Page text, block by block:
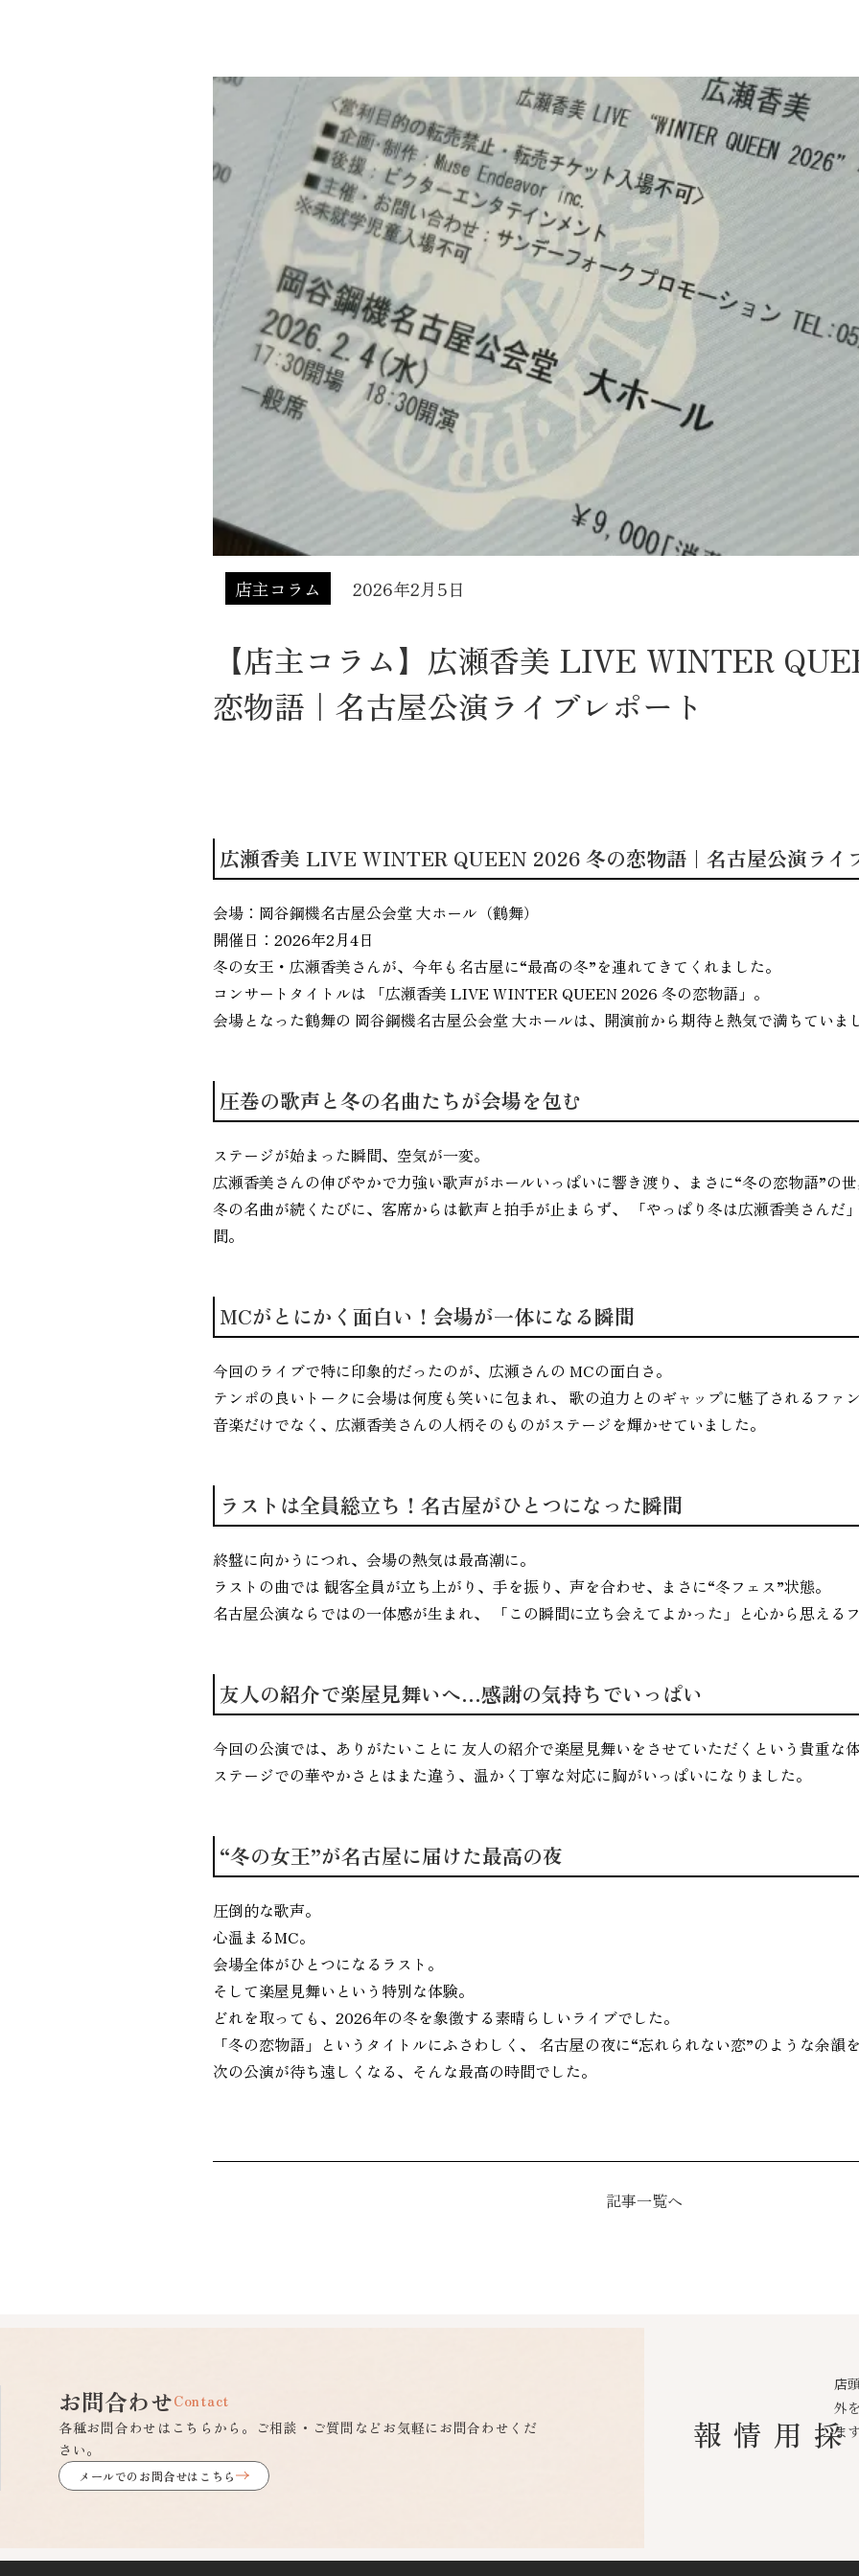
店主コラム 2026年2月5日
【店主コラム】広瀬香美 LIVE WINTER
恋物語｜名古屋公演ライブレポート
広瀬香美 LIVE WINTER QUEEN 2026 冬の恋物語｜名古屋公演ライ
会場：岡谷鋼機名古屋公会堂 大ホール（鶴舞）
開催日：2026年2月4日
冬の女王・広瀬香美さんが、今年も名古屋に“最高の冬”を連れてきてくれました。
コンサートタイトルは 「広瀬香美 LIVE WINTER QUEEN 2026 冬の恋物語」。
会場となった鶴舞の 岡谷鋼機名古屋公会堂 大ホールは、開演前から期待と熱気で満ちていま
圧巻の歌声と冬の名曲たちが会場を包む
ステージが始まった瞬間、空気が一変。
広瀬香美さんの伸びやかで力強い歌声がホールいっぱいに響き渡り、まさに“冬の恋物語”の
冬の名曲が続くたびに、客席からは歓声と拍手が止まらず、 「やっぱり冬は広瀬香美さんだ
間。
MCがとにかく面白い！会場が一体になる瞬間
今回のライブで特に印象的だったのが、広瀬さんの MCの面白さ。
テンポの良いトークに会場は何度も笑いに包まれ、 歌の迫力とのギャップに魅了されるファン
音楽だけでなく、広瀬香美さんの人柄そのものがステージを輝かせていました。
ラストは全員総立ち！名古屋がひとつになった瞬間
終盤に向かうにつれ、会場の熱気は最高潮に。
ラストの曲では 観客全員が立ち上がり、手を振り、声を合わせ、まさに“冬フェス”状態。
名古屋公演ならではの一体感が生まれ、 「この瞬間に立ち会えてよかった」と心から思える
友人の紹介で楽屋見舞いへ…感謝の気持ちでいっぱい
今回の公演では、ありがたいことに 友人の紹介で楽屋見舞いをさせていただくという貴重な体
ステージでの華やかさとはまた違う、温かく丁寧な対応に胸がいっぱいになりました。
“冬の女王”が名古屋に届けた最高の夜
圧倒的な歌声。
心温まるMC。
会場全体がひとつになるラスト。
そして楽屋見舞いという特別な体験。
どれを取っても、2026年の冬を象徴する素晴らしいライブでした。
「冬の恋物語」というタイトルにふさわしく、 名古屋の夜に“忘れられない恋”のような余韻
次の公演が待ち遠しくなる、そんな最高の時間でした。
記事一覧へ
お問合わせContact
各種お問合わせはこちらから。ご相談・ご質問などお気軽にお問合わせくだ
さい。
メールでのお問合せはこちら
採用情報
店
外
ます